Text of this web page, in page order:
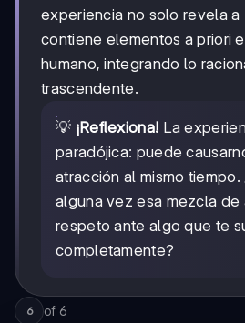
experiencia no solo revela a
contiene elementos a priori
humano, integrando lo
trascendente.
💡 ¡Reflexiona! La
paradójica: puede
atracción al mismo tiempo.
alguna vez esa mezcla de
respeto ante algo que te
completamente?
6 of 6